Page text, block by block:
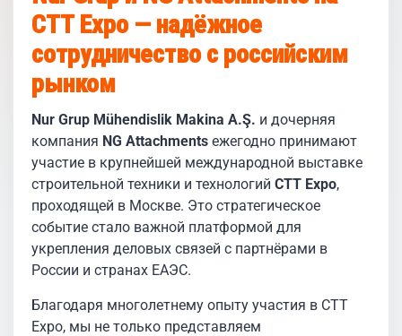
CTT Expo — надёжное
сотрудничество с российским
рынком
Nur Grup Mühendislik Makina A.Ş. и дочерняя
компания NG Attachments ежегодно принимают
участие в крупнейшей международной выставке
строительной техники и технологий CTT Expo,
проходящей в Москве. Это стратегическое
событие стало важной платформой для
укрепления деловых связей с партнёрами в
России и странах ЕАЭС.
Благодаря многолетнему опыту участия в CTT
Expo, мы не только представляем